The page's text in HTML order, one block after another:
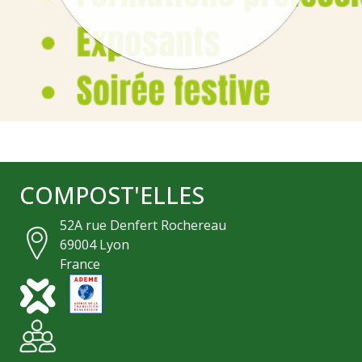
COMPOST'ELLES
52A rue Denfert Rochereau
69004 Lyon
France